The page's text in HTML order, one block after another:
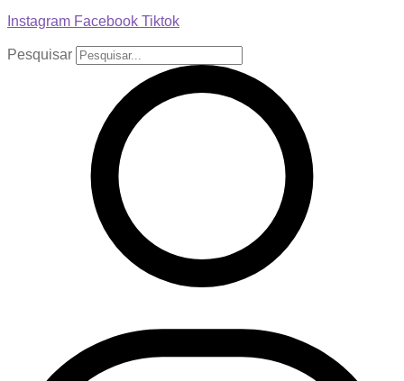
Instagram Facebook Tiktok
Pesquisar